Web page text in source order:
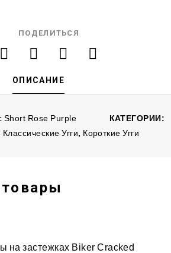
ПОДЕЛИТЬСЯ
ОПИСАНИЕ
Short Rose Purple
КАТЕГОРИИ:
Классические Угги, Короткие Угги
на застежках Biker Cracked